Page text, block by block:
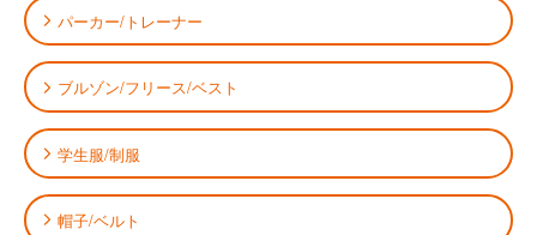
パーカー/トレーナー
ブルゾン/フリース/ベスト
学生服/制服
帽子/ベルト